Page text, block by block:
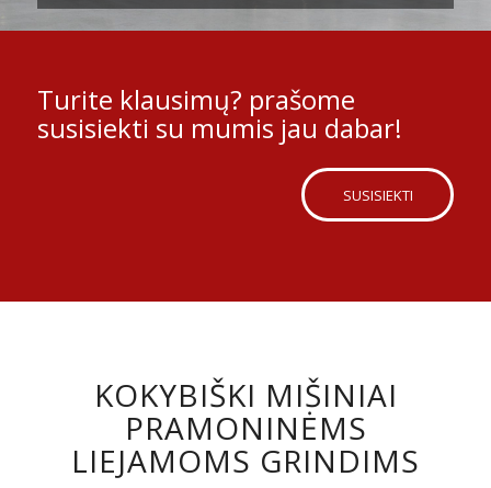
Turite klausimų? prašome
susisiekti su mumis jau dabar!
SUSISIEKTI
KOKYBIŠKI MIŠINIAI
PRAMONINĖMS
LIEJAMOMS GRINDIMS